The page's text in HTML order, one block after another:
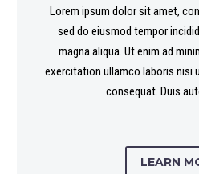
Lorem ipsum dolor sit amet,
sed do eiusmod tempor
magna aliqua. Ut enim ad
exercitation ullamco laboris nisi
consequat. Duis
LEARN